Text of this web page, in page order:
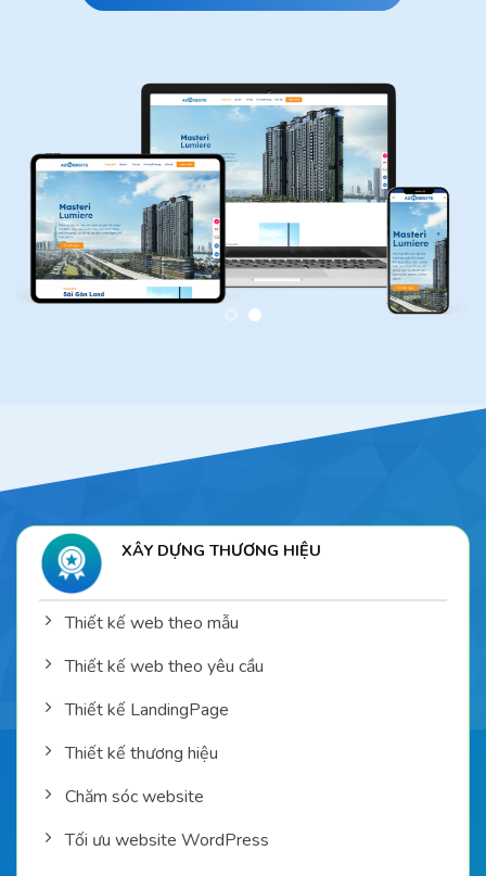
XÂY DỰNG THƯƠNG HIỆU
Thiết kế web theo mẫu
Thiết kế web theo yêu cầu
Thiết kế LandingPage
Thiết kế thương hiệu
Chăm sóc website
Tối ưu website WordPress